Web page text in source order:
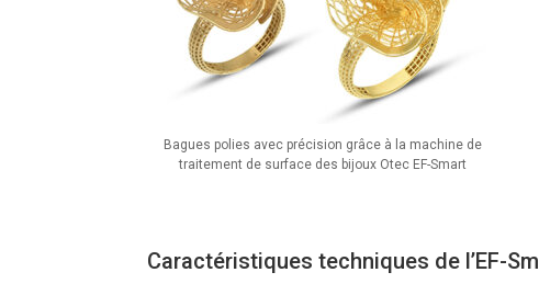
Bagues polies avec précision grâce à la machine de
traitement de surface des bijoux Otec EF-Smart
Caractéristiques techniques de l’EF-